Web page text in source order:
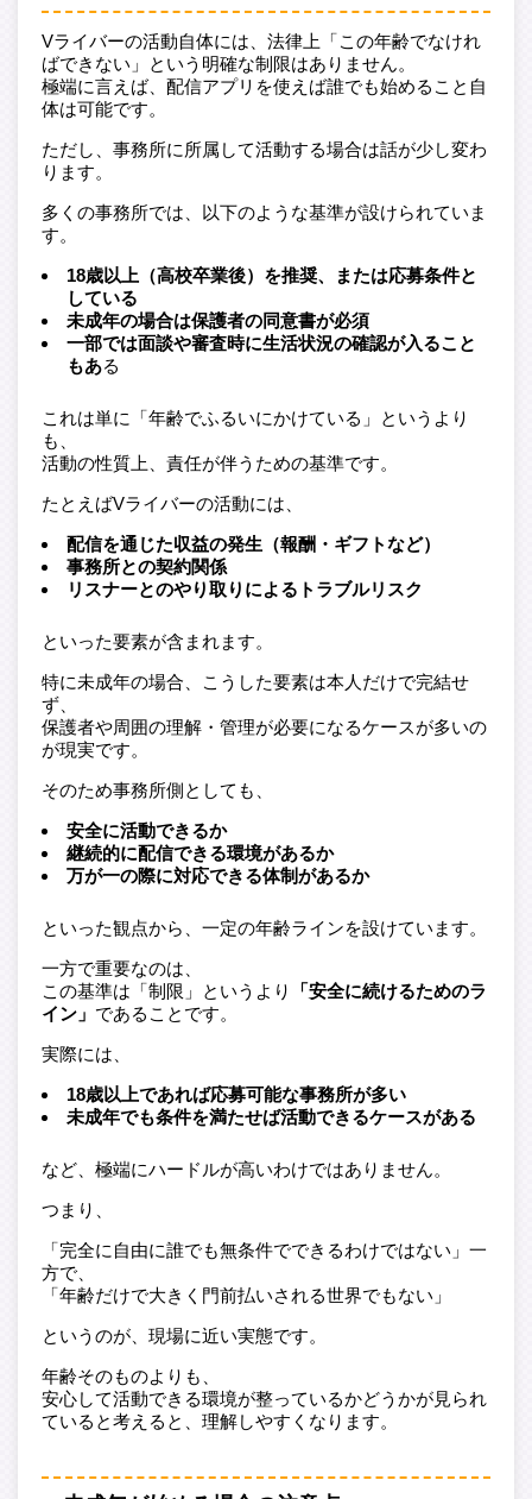
Vライバーの活動自体には、法律上「この年齢でなけれ
ばできない」という明確な制限はありません。
極端に言えば、配信アプリを使えば誰でも始めること自
体は可能です。
ただし、事務所に所属して活動する場合は話が少し変わ
ります。
多くの事務所では、以下のような基準が設けられていま
す。
18歳以上（高校卒業後）を推奨、または応募条件と
している
未成年の場合は保護者の同意書が必須
一部では面談や審査時に生活状況の確認が入ること
もある
これは単に「年齢でふるいにかけている」というより
も、
活動の性質上、責任が伴うための基準です。
たとえばVライバーの活動には、
配信を通じた収益の発生（報酬・ギフトなど）
事務所との契約関係
リスナーとのやり取りによるトラブルリスク
といった要素が含まれます。
特に未成年の場合、こうした要素は本人だけで完結せ
ず、
保護者や周囲の理解・管理が必要になるケースが多いの
が現実です。
そのため事務所側としても、
安全に活動できるか
継続的に配信できる環境があるか
万が一の際に対応できる体制があるか
といった観点から、一定の年齢ラインを設けています。
一方で重要なのは、
この基準は「制限」というより
「安全に続けるためのラ
イン」 であることです。
実際には、
18歳以上であれば応募可能な事務所が多い
未成年でも条件を満たせば活動できるケースがある
など、極端にハードルが高いわけではありません。
つまり、
「完全に自由に誰でも無条件でできるわけではない」一
方で、
「年齢だけで大きく門前払いされる世界でもない」
というのが、現場に近い実態です。
年齢そのものよりも、
安心して活動できる環境が整っているかどうかが見られ
ていると考えると、理解しやすくなります。